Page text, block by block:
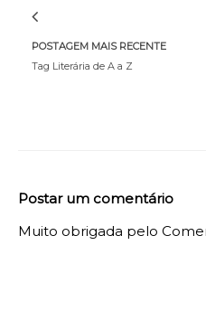
POSTAGEM MAIS RECENTE
Tag Literária de A a Z
Postar um comentário
Muito obrigada pelo